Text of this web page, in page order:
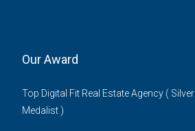
Our Award
Top Digital Fit Real Estate Agency ( Silver
Medalist )